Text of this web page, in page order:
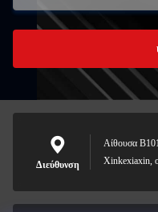
Διεύθυνση
Αίθουσα
Xinkexiaxin,